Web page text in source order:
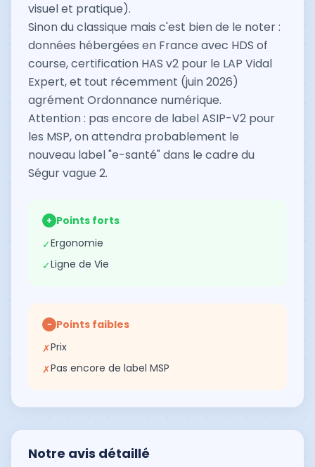
visuel et pratique).
Sinon du classique mais c'est bien de le noter :
données hébergées en France avec HDS of
course, certification HAS v2 pour le LAP Vidal
Expert, et tout récemment (juin 2026)
agrément Ordonnance numérique.
Attention : pas encore de label ASIP-V2 pour
les MSP, on attendra probablement le
nouveau label "e-santé" dans le cadre du
Ségur vague 2.
+ Points forts
✓Ergonomie
✓Ligne de Vie
− Points faibles
✗Prix
✗Pas encore de label MSP
Notre avis détaillé